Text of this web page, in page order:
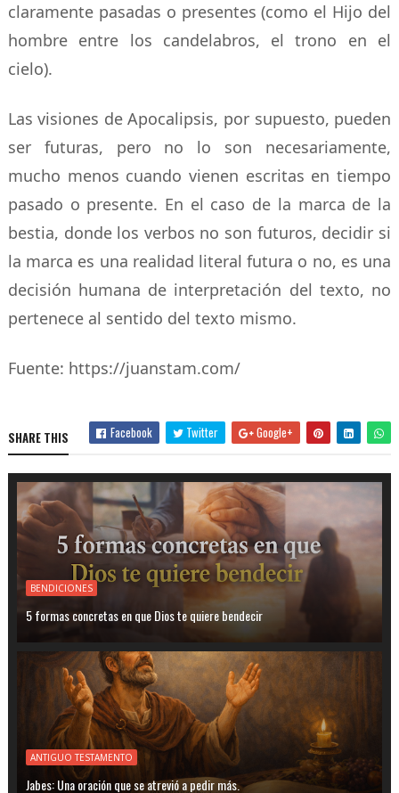
claramente pasadas o presentes (como el Hijo del
hombre entre los candelabros, el trono en el
cielo).
Las visiones de Apocalipsis, por supuesto, pueden
ser futuras, pero no lo son necesariamente,
mucho menos cuando vienen escritas en tiempo
pasado o presente. En el caso de la marca de la
bestia, donde los verbos no son futuros, decidir si
la marca es una realidad literal futura o no, es una
decisión humana de interpretación del texto, no
pertenece al sentido del texto mismo.
Fuente: https://juanstam.com/
SHARE THIS Facebook Twitter Google+
BENDICIONES
5 formas concretas en que Dios te quiere bendecir
ANTIGUO TESTAMENTO
Jabes: Una oración que se atrevió a pedir más.